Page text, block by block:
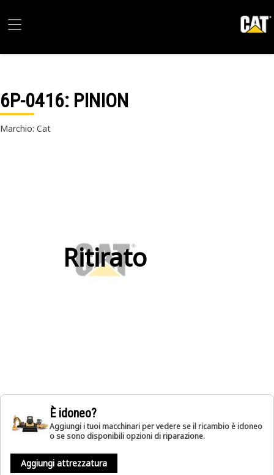
6P-0416: PINION
Marchio: Cat
Ritirato
È idoneo?
Aggiungi i tuoi macchinari per vedere se il ricambio è idoneo
o se sono disponibili opzioni di riparazione.
Aggiungi attrezzatura